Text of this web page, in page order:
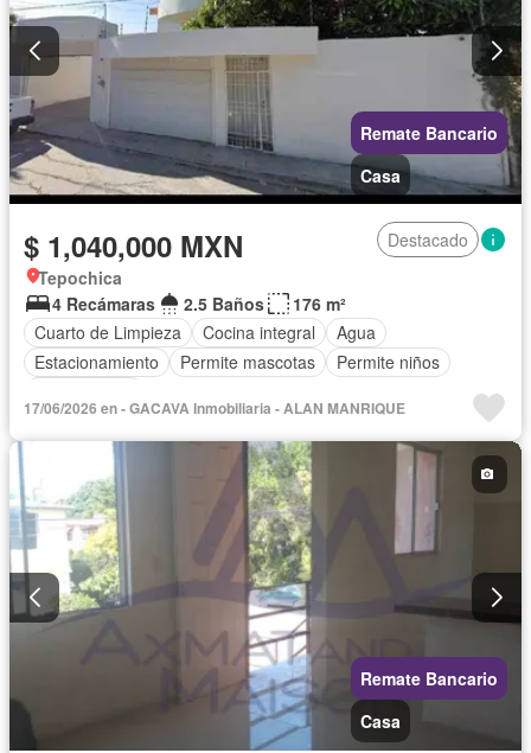
Remate Bancario
Casa
$ 1,040,000 MXN
Destacado
Tepochica
4 Recámaras
2.5 Baños
176 m²
Cuarto de Limpieza
Cocina integral
Agua
Estacionamiento
Permite mascotas
Permite niños
17/06/2026 en - GACAVA Inmobiliaria - ALAN MANRIQUE
Remate Bancario
Casa